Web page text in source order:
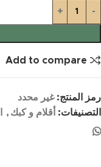
Add to compare
رمز المنتج:غير محدد
التصنيفات:
أقلام و كبك ,